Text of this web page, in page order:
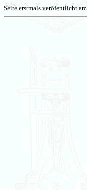
Seite erstmals veröfentlicht am